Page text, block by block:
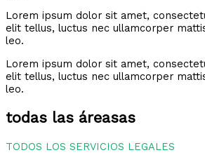
Lorem ipsum dolor sit amet,
elit tellus, luctus nec ullamcorper
leo.
Lorem ipsum dolor sit amet,
elit tellus, luctus nec ullamcorper
leo.
todas las áreasas
TODOS LOS SERVICIOS LEGALES